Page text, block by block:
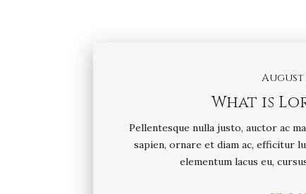
August
What is
Pellentesque nulla justo, auctor ac
sapien, ornare et diam ac, efficitur
elementum lacus eu,